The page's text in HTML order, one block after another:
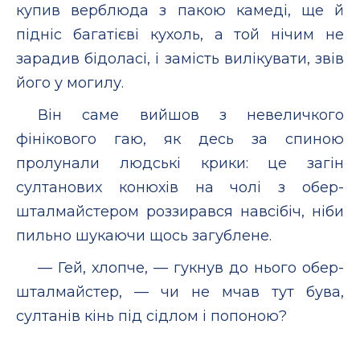
купив верблюда з пакою камеді, ще й
підніс багатієві кухоль, а той нічим не
зарадив бідоласі, і замість вилікувати, звів
його у могилу.
Він саме вийшов з невеличкого
фінікового гаю, як десь за спиною
пролунали людські крики: це загін
султанових конюхів на чолі з обер-
шталмайстером роззирався навсібіч, ніби
пильно шукаючи щось загублене.
— Гей, хлопче, — гукнув до нього обер-
шталмайстер, — чи не мчав тут бува,
султанів кінь під сідлом і попоною?